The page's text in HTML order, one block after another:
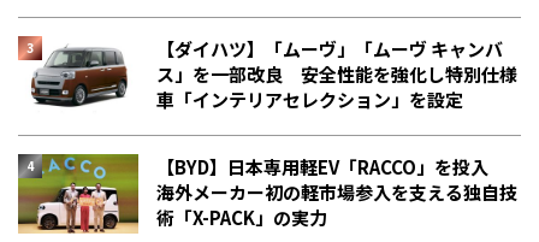
【ダイハツ】「ムーヴ」「ムーヴ キャンバ
ス」を一部改良 安全性能を強化し特別仕様
車「インテリアセレクション」を設定
【BYD】日本専用軽EV「RACCO」を投入
海外メーカー初の軽市場参入を支える独自技
術「X-PACK」の実力